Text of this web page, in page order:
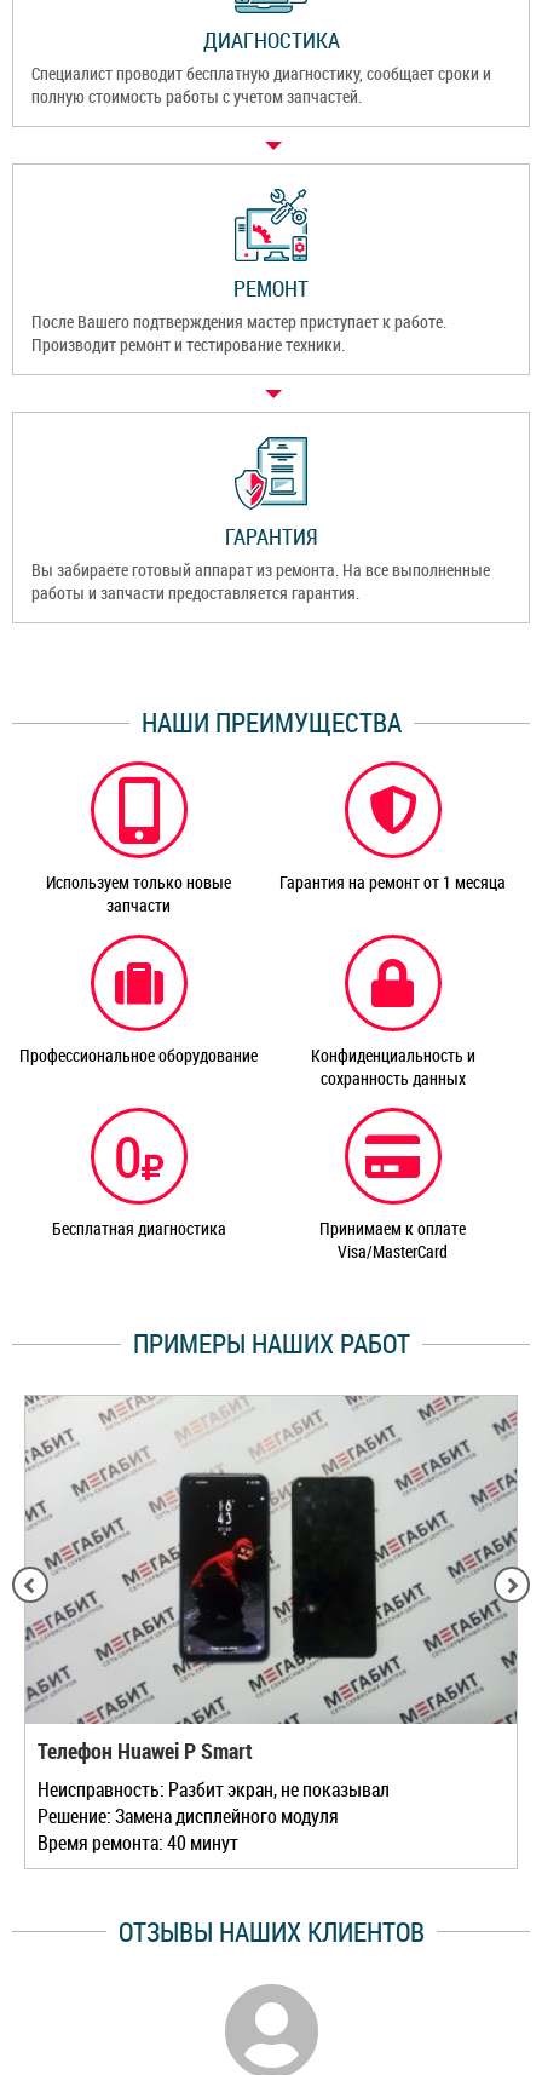
ДИАГНОСТИКА
Специалист проводит бесплатную диагностику, сообщает сроки и
полную стоимость работы с учетом запчастей.
РЕМОНТ
После Вашего подтверждения мастер приступает к работе.
Производит ремонт и тестирование техники.
ГАРАНТИЯ
Вы забираете готовый аппарат из ремонта. На все выполненные
работы и запчасти предоставляется гарантия.
НАШИ ПРЕИМУЩЕСТВА
Используем только новые
запчасти
Гарантия на ремонт от 1 месяца
Профессиональное оборудование
Конфиденциальность и
сохранность данных
0
Бесплатная диагностика
Принимаем к оплате
Visa/MasterCard
ПРИМЕРЫ НАШИХ РАБОТ
Телефон Huawei P Smart
Неисправность: Разбит экран, не показывал
Решение: Замена дисплейного модуля
Время ремонта: 40 минут
ОТЗЫВЫ НАШИХ КЛИЕНТОВ